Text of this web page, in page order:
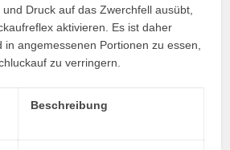
Druck auf das Zwerchfell ausübt,
aktivieren. Es ist daher
in angemessenen Portionen zu essen,
zu verringern.
Beschreibung